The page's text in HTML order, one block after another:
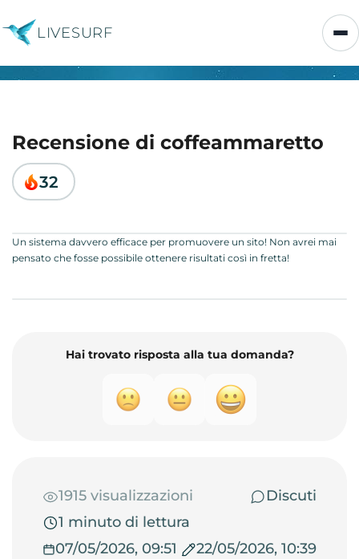
LIVESURF
Recensione di coffeammaretto
32
Un sistema davvero efficace per promuovere un sito! Non avrei mai
pensato che fosse possibile ottenere risultati così in fretta!
Hai trovato risposta alla tua domanda?
1915 visualizzazioni
Discuti
1 minuto di lettura
07/05/2026, 09:51
22/05/2026, 10:39